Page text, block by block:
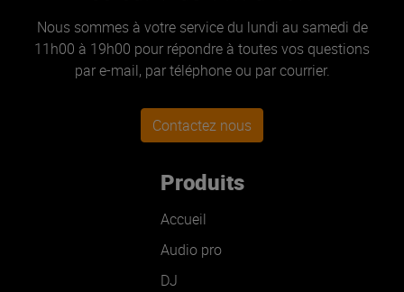
Nous sommes à votre service du lundi au samedi de
11h00 à 19h00 pour répondre à toutes vos questions
par e-mail, par téléphone ou par courrier.
Contactez nous
Produits
Accueil
Audio pro
DJ